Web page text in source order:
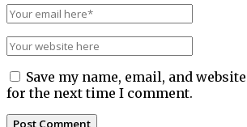
Save my name, email, and
for the next time I comment.